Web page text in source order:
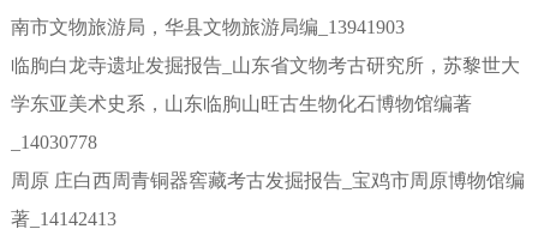
南市文物旅游局，华县文物旅游局编_13941903
临朐白龙寺遗址发掘报告_山东省文物考古研究所，苏黎世大
学东亚美术史系，山东临朐山旺古生物化石博物馆编著
_14030778
周原 庄白西周青铜器窖藏考古发掘报告_宝鸡市周原博物馆编
著_14142413